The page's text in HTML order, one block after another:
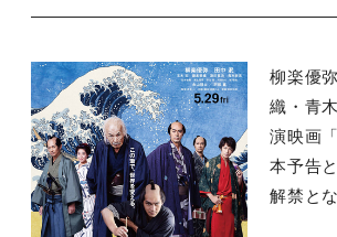
柳楽優
織・青
演映画
本予告
解禁と